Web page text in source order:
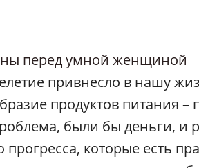
перед умной женщиной
привнесло в нашу
продуктов питания
были бы деньги, и
прогресса, которые есть